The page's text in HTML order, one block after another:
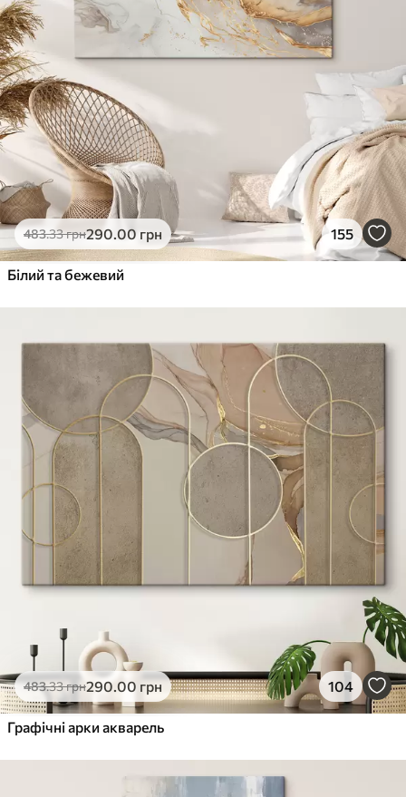
483.33грн290.00 грн 155
Білий та бежевий
483.33грн290.00 грн 104
Графічні арки акварель